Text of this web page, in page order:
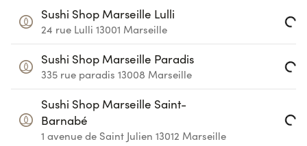
Sushi Shop Marseille Lulli
24 rue Lulli 13001 Marseille Loading...
Sushi Shop Marseille Paradis
335 rue paradis 13008 Marseille Loading...
Sushi Shop Marseille Saint-
Barnabé
1 avenue de Saint Julien 13012 Marseille